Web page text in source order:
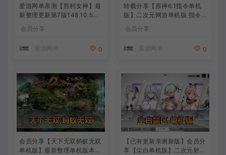
爱游网单亲测【胜利女神】最
新整理更新第7版148.10.5NI
活动148版本官服GM可无限
频安装教学
会员分享
爱游网单 0
转载分享【原神6.1指令单机
版】二次元网游单机版 指令
背包 抽卡 商店 MOD 未亲测
会员分享
爱游网单 0
会员分享【天下无双蚂蚁无双
单机版】最新整理单机版本
【已有更新亲测新版】会员分
享【尘白单机版】二次元射击